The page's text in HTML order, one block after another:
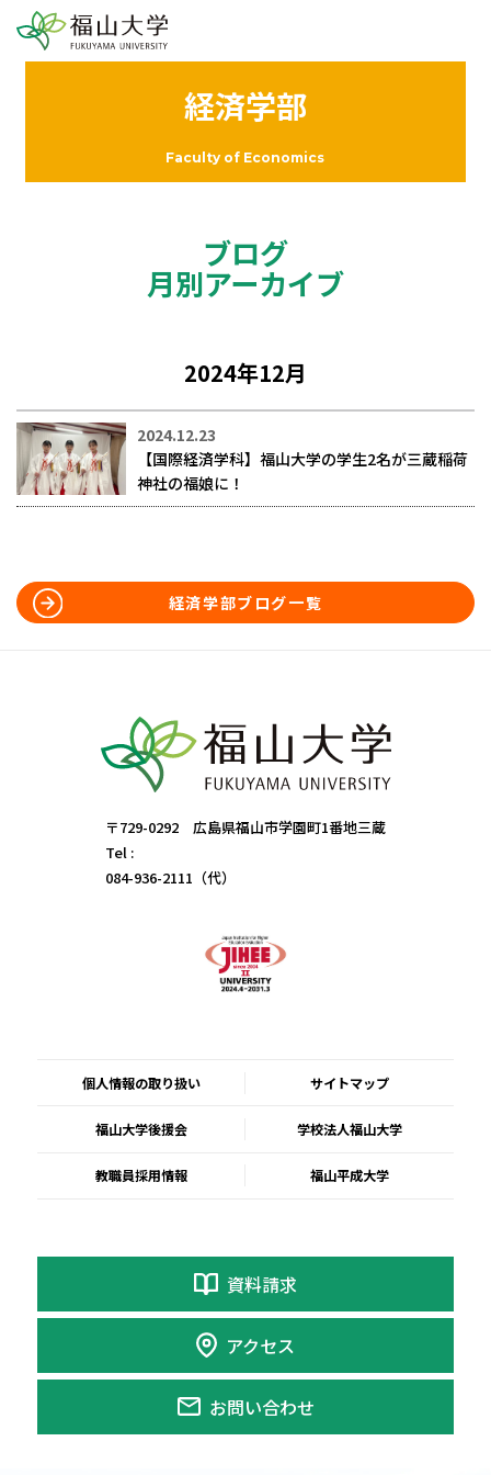
経済学部
Faculty of Economics
ブログ
月別アーカイブ
2024年12月
2024.12.23
【国際経済学科】福山大学の学生2名が三蔵稲荷
神社の福娘に！
経済学部ブログ一覧
〒729-0292 広島県福山市学園町1番地三蔵
Tel :
084-936-2111（代）
個人情報の取り扱い サイトマップ
福山大学後援会 学校法人福山大学
教職員採用情報 福山平成大学
資料請求
アクセス
お問い合わせ